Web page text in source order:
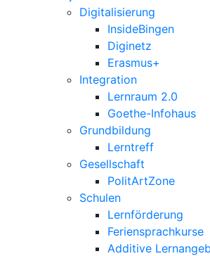
Digitalisierung
InsideBingen
Diginetz
Erasmus+
Integration
Lernraum 2.0
Goethe-Infohaus
Grundbildung
Lerntreff
Gesellschaft
PolitArtZone
Schulen
Lernförderung
Feriensprachkurse
Additive